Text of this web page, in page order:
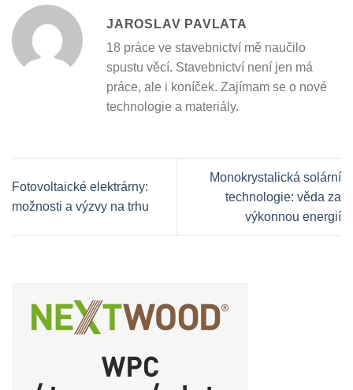
JAROSLAV PAVLATA
18 práce ve stavebnictví mě naučilo
spustu věcí. Stavebnictví není jen má
práce, ale i koníček. Zajímam se o nové
technologie a materiály.
Fotovoltaické elektrárny:
možnosti a výzvy na trhu
Monokrystalická solární
technologie: věda za
výkonnou energií